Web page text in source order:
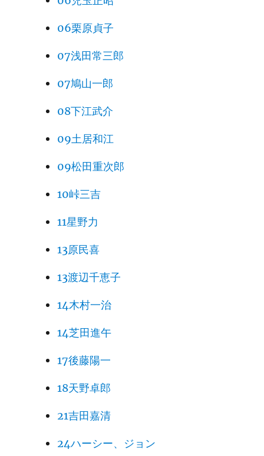
06栗原貞子
07浅田常三郎
07鳩山一郎
08下江武介
09土居和江
09松田重次郎
10峠三吉
11星野力
13原民喜
13渡辺千恵子
14木村一治
14芝田進午
17後藤陽一
18天野卓郎
21吉田嘉清
24ハーシー、ジョン